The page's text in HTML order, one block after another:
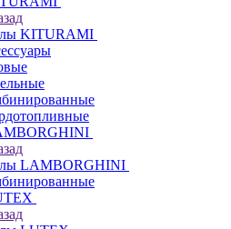
KITURAMI
LAMBORGHINI